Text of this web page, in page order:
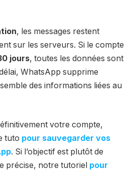
, les messages restent
sur les serveurs. Si le compte
jours, toutes les données sont
WhatsApp supprime
des informations liées au
votre compte,
tuto pour sauvegarder vos
. Si l’objectif est plutôt de
précise, notre tutoriel pour